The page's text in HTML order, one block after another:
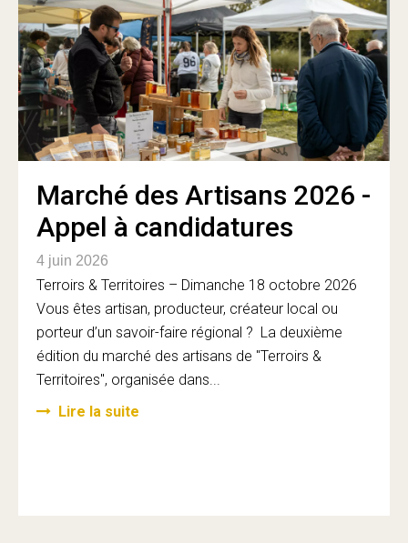
Marché des Artisans 2026 -
Appel à candidatures
4 juin 2026
Terroirs & Territoires – Dimanche 18 octobre 2026
Vous êtes artisan, producteur, créateur local ou
porteur d’un savoir-faire régional ? La deuxième
édition du marché des artisans de "Terroirs &
Territoires", organisée dans...
Lire la suite